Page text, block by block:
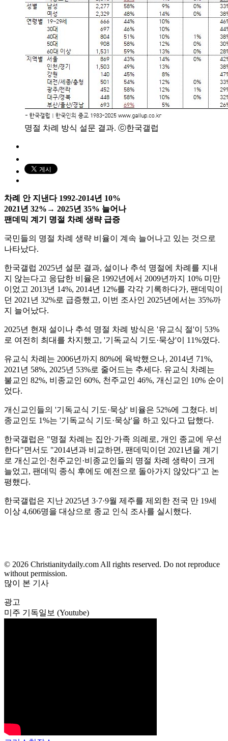
명절 차례 방식 설문 결과. ⓒ한국갤럽
차례 안 지낸다 1992-2014년 10%
2021년 32%→ 2025년 35% 늘어나
팬데믹 계기 명절 차례 생략 급증
국민들의 명절 차례 생략 비율이 계속 늘어나고 있는 것으로
나타났다.
한국갤럽 2025년 설문 결과, 설이나 추석 명절에 차례를 지내
지 않는다고 응답한 비율은 1992년에서 2009년까지 10% 미만
이었고 2013년 14%, 2014년 12%를 각각 기록하다가, 팬데믹이
던 2021년 32%로 급증했고, 이번 조사인 2025년에서는 35%까
지 늘어났다.
2025년 현재 설이나 추석 명절 차례 방식은 '유교식 절'이 53%
로 여전히 최대를 차지했고, '기독교식 기도·묵상'이 11%였다.
유교식 차례는 2006년까지 80%에 육박했으나, 2014년 71%,
2021년 58%, 2025년 53%로 줄어드는 추세다. 유교식 차례는
불교인 82%, 비종교인 60%, 천주교인 46%, 개신교인 10% 순이
었다.
개신교인들의 '기독교식 기도·묵상' 비율은 52%에 그쳤다. 비
종교인도 1%는 '기독교식 기도·묵상'을 하고 있다고 답했다.
한국갤럽은 "명절 차례는 집안·가족 의례로, 개인 종교에 우선
한다"면서도 "2014년과 비교하면, 팬데믹이던 2021년을 계기
로 개신교인·천주교인·비종교인들의 명절 차례 생략이 크게
늘었고, 팬데믹 종식 후에도 예전으로 돌아가지 않았다"고 논
평했다.
한국갤럽은 지난 2025년 3·7·9월 제주를 제외한 전국 만 19세
이상 4,606명을 대상으로 종교 인식 조사를 실시했다.
© 2026 Christianitydaily.com All rights reserved. Do not reproduce
without permission.
많이 본 기사
광고
미주 기독일보 (Youtube)